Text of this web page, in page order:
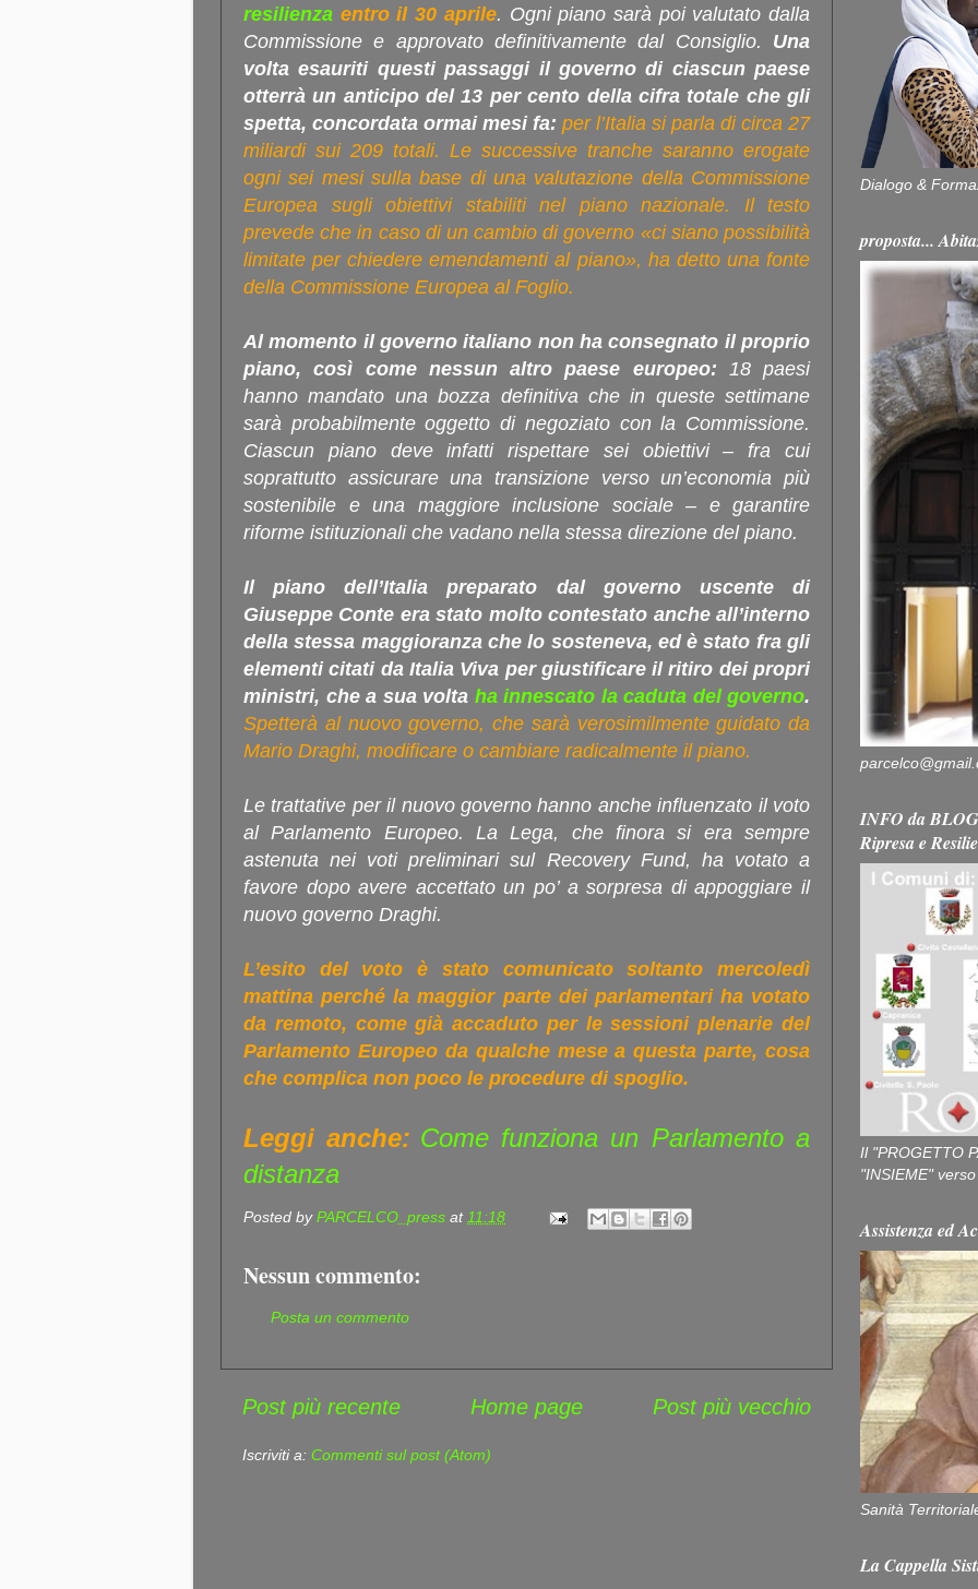
resilienza entro il 30 aprile. Ogni piano sarà poi valutato dalla
Commissione e approvato definitivamente dal Consiglio. Una
volta esauriti questi passaggi il governo di ciascun paese
otterrà un anticipo del 13 per cento della cifra totale che gli
spetta, concordata ormai mesi fa: per l’Italia si parla di circa 27
miliardi sui 209 totali. Le successive tranche saranno erogate
ogni sei mesi sulla base di una valutazione della Commissione
Europea sugli obiettivi stabiliti nel piano nazionale. Il testo
prevede che in caso di un cambio di governo «ci siano possibilità
limitate per chiedere emendamenti al piano», ha detto una fonte
della Commissione Europea al Foglio.
Al momento il governo italiano non ha consegnato il proprio
piano, così come nessun altro paese europeo: 18 paesi
hanno mandato una bozza definitiva che in queste settimane
sarà probabilmente oggetto di negoziato con la Commissione.
Ciascun piano deve infatti rispettare sei obiettivi – fra cui
soprattutto assicurare una transizione verso un’economia più
sostenibile e una maggiore inclusione sociale – e garantire
riforme istituzionali che vadano nella stessa direzione del piano.
Il piano dell’Italia preparato dal governo uscente di
Giuseppe Conte era stato molto contestato anche all’interno
della stessa maggioranza che lo sosteneva, ed è stato fra gli
elementi citati da Italia Viva per giustificare il ritiro dei propri
ministri, che a sua volta ha innescato la caduta del governo.
Spetterà al nuovo governo, che sarà verosimilmente guidato da
Mario Draghi, modificare o cambiare radicalmente il piano.
Le trattative per il nuovo governo hanno anche influenzato il voto
al Parlamento Europeo. La Lega, che finora si era sempre
astenuta nei voti preliminari sul Recovery Fund, ha votato a
favore dopo avere accettato un po’ a sorpresa di appoggiare il
nuovo governo Draghi.
L’esito del voto è stato comunicato soltanto mercoledì
mattina perché la maggior parte dei parlamentari ha votato
da remoto, come già accaduto per le sessioni plenarie del
Parlamento Europeo da qualche mese a questa parte, cosa
che complica non poco le procedure di spoglio.
Leggi anche: Come funziona un Parlamento a
distanza
Posted byPARCELCO_press at11:18
Nessun commento:
Posta un commento
Post più recente Post più vecchio
Home page
Iscriviti a: Commenti sul post (Atom)
Dialogo &
proposta...
INFO da
Ripresa e
Il "PROGETTO
"INSIEME"
Assistenza ed
Sanità
La Cappella